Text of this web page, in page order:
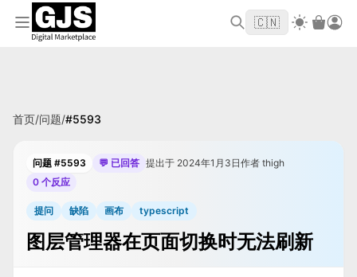
欢迎来到 GJS.MARKET！使用优惠码 WELCOME2026
首单立
🇨🇳
首页/问题/#5593
问题 #5593 💬 已回答 提出于 2024年1月3日作者 thigh
0 个反应
提问 缺陷 画布 typescript
图层管理器在页面切换时无法刷新